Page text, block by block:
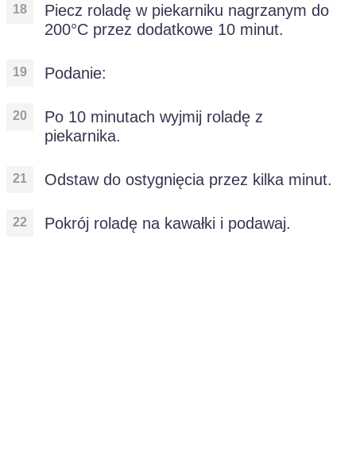
Piecz roladę w piekarniku nagrzanym do
200°C przez dodatkowe 10 minut.
Podanie:
Po 10 minutach wyjmij roladę z
piekarnika.
Odstaw do ostygnięcia przez kilka minut.
Pokrój roladę na kawałki i podawaj.